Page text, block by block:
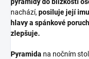
pyramidy do blízkosti
nachází, posiluje její
hlavy a spánkové
zlepšuje.
Pyramida na nočním